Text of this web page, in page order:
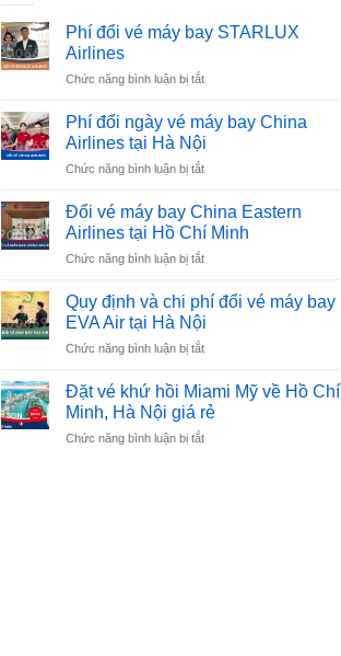
Phí đổi vé máy bay STARLUX
Airlines
Chức năng bình luận bị tắtở
đổi
vé
máy
bay
Airlines
Phí đổi ngày vé máy bay China
Airlines tại Hà Nội
Chức năng bình luận bị tắtở
đổi
ngày
vé
máy
China
Airlines
Hà
Đổi vé máy bay China Eastern
Airlines tại Hồ Chí Minh
Chức năng bình luận bị tắtở
vé
máy
bay
China
Airlines
tại
Chí
Quy định và chi phí đổi vé máy bay
EVA Air tại Hà Nội
Chức năng bình luận bị tắtở
và
chi
phí
Đặt vé khứ hồi Miami Mỹ về Hồ Chí
Minh, Hà Nội giá rẻ
Chức năng bình luận bị tắtở